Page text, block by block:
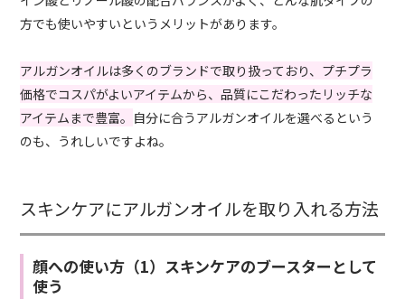
方でも使いやすいというメリットがあります。
アルガンオイルは多くのブランドで取り扱っており、プチプラ
価格でコスパがよいアイテムから、品質にこだわったリッチな
アイテムまで豊富。 自分に合うアルガンオイルを選べるという
のも、うれしいですよね。
スキンケアにアルガンオイルを取り入れる方法
顔への使い方（1）スキンケアのブースターとして
使う